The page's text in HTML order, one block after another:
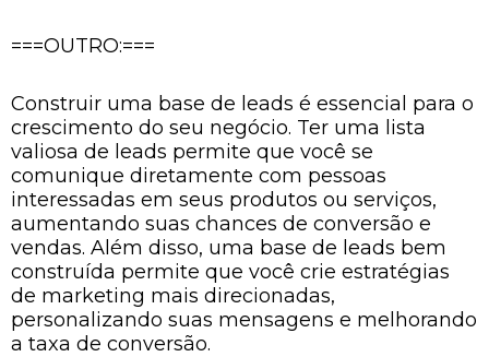
===OUTRO:===
Construir uma base de leads é essencial para o
crescimento do seu negócio. Ter uma lista
valiosa de leads permite que você se
comunique diretamente com pessoas
interessadas em seus produtos ou serviços,
aumentando suas chances de conversão e
vendas. Além disso, uma base de leads bem
construída permite que você crie estratégias
de marketing mais direcionadas,
personalizando suas mensagens e melhorando
a taxa de conversão.